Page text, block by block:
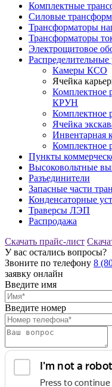
Комплектные
Силовые
Трансформаторы
Трансформаторы
Электрощитовое
Камеры КСО
Ячейка
Комплектное
КРУН
Комплектное
Ячейка
Инвентарная
Комплектное
Пункты
Высоковольтные
Разъединители
Запасные части
Конденсаторные
Траверсы ЛЭП
Распродажа
Скачать прайс-лист
У вас остались вопросы?
Звоните по телефону 8
заявку онлайн
Введите имя
Введите номер